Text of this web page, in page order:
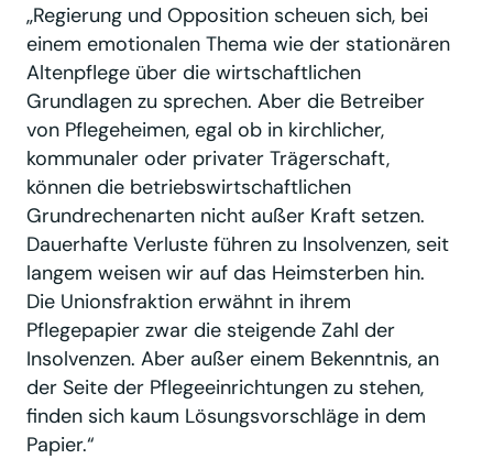
„Regierung und Opposition scheuen sich, bei
einem emotionalen Thema wie der stationären
Altenpflege über die wirtschaftlichen
Grundlagen zu sprechen. Aber die Betreiber
von Pflegeheimen, egal ob in kirchlicher,
kommunaler oder privater Trägerschaft,
können die betriebswirtschaftlichen
Grundrechenarten nicht außer Kraft setzen.
Dauerhafte Verluste führen zu Insolvenzen, seit
langem weisen wir auf das Heimsterben hin.
Die Unionsfraktion erwähnt in ihrem
Pflegepapier zwar die steigende Zahl der
Insolvenzen. Aber außer einem Bekenntnis, an
der Seite der Pflegeeinrichtungen zu stehen,
finden sich kaum Lösungsvorschläge in dem
Papier.“